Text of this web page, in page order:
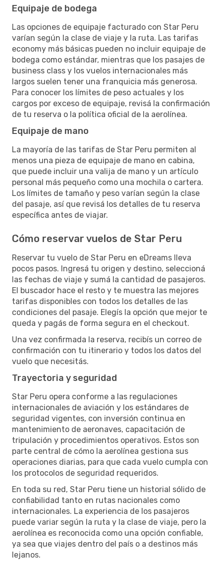
Equipaje de bodega
Las opciones de equipaje facturado con Star Peru
varían según la clase de viaje y la ruta. Las tarifas
economy más básicas pueden no incluir equipaje de
bodega como estándar, mientras que los pasajes de
business class y los vuelos internacionales más
largos suelen tener una franquicia más generosa.
Para conocer los límites de peso actuales y los
cargos por exceso de equipaje, revisá la confirmación
de tu reserva o la política oficial de la aerolínea.
Equipaje de mano
La mayoría de las tarifas de Star Peru permiten al
menos una pieza de equipaje de mano en cabina,
que puede incluir una valija de mano y un artículo
personal más pequeño como una mochila o cartera.
Los límites de tamaño y peso varían según la clase
del pasaje, así que revisá los detalles de tu reserva
específica antes de viajar.
Cómo reservar vuelos de Star Peru
Reservar tu vuelo de Star Peru en eDreams lleva
pocos pasos. Ingresá tu origen y destino, seleccioná
las fechas de viaje y sumá la cantidad de pasajeros.
El buscador hace el resto y te muestra las mejores
tarifas disponibles con todos los detalles de las
condiciones del pasaje. Elegís la opción que mejor te
queda y pagás de forma segura en el checkout.
Una vez confirmada la reserva, recibís un correo de
confirmación con tu itinerario y todos los datos del
vuelo que necesitás.
Trayectoria y seguridad
Star Peru opera conforme a las regulaciones
internacionales de aviación y los estándares de
seguridad vigentes, con inversión continua en
mantenimiento de aeronaves, capacitación de
tripulación y procedimientos operativos. Estos son
parte central de cómo la aerolínea gestiona sus
operaciones diarias, para que cada vuelo cumpla con
los protocolos de seguridad requeridos.
En toda su red, Star Peru tiene un historial sólido de
confiabilidad tanto en rutas nacionales como
internacionales. La experiencia de los pasajeros
puede variar según la ruta y la clase de viaje, pero la
aerolínea es reconocida como una opción confiable,
ya sea que viajes dentro del país o a destinos más
lejanos.